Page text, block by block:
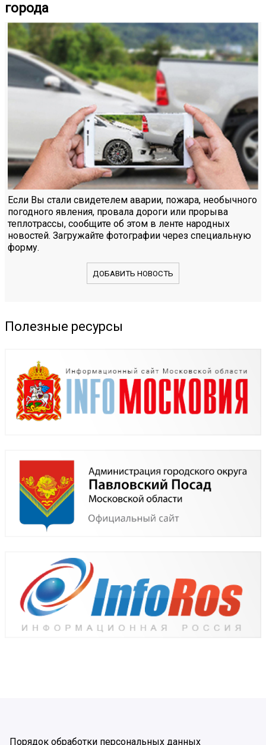
города
Если Вы стали свидетелем аварии, пожара, необычного
погодного явления, провала дороги или прорыва
теплотрассы, сообщите об этом в ленте народных
новостей. Загружайте фотографии через специальную
форму.
ДОБАВИТЬ НОВОСТЬ
Полезные ресурсы
Порядок обработки персональных данных